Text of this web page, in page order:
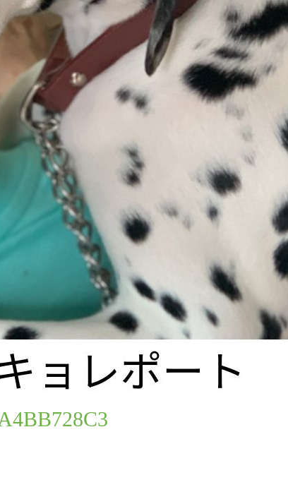
しつけ相談 預託トレーニング その他のご案内